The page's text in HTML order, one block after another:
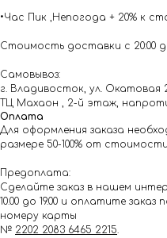
•Час Пик ,Непогода + 20% к
Стоимость доставки с 20:00 до
Самовывоз:
г. Владивосток, ул. Окатовая
ТЦ Махаон , 2-й этаж,
Оплата
Для оформления заказа
размере 50-100% от стоимости
Предоплата:
Сделайте заказ в нашем
10.00 до 19.00 и оплатите заказ
номеру карты
№ 2202 2083 6465 2215.